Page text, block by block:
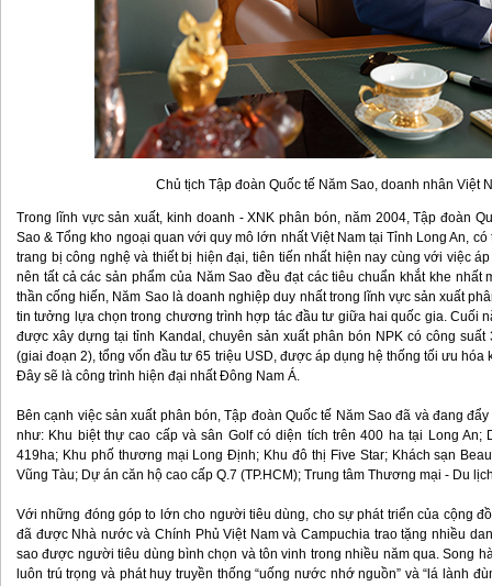
Chủ tịch Tập đoàn Quốc tế Năm Sao, doanh nhân Việt
Trong lĩnh vực sản xuất, kinh doanh - XNK phân bón, năm 2004, Tập đoàn Quốc tế Năm Sao xây dựng Nhà máy phân bón Năm
Sao & Tổng kho ngoại quan với quy mô lớn nhất Việt Nam tại Tỉnh Long An,
trang bị công nghệ và thiết bị hiện đại, tiên tiến nhất hiện nay cùng với việc
nên tất cả các sản phẩm của Năm Sao đều đạt các tiêu chuẩn khắt khe
thần cống hiến, Năm Sao là doanh nghiệp duy nhất trong lĩnh vực sản xuất
tin tưởng lựa chọn trong chương trình hợp tác đầu tư giữa hai quốc gia. Cuối
được xây dựng tại tỉnh Kandal, chuyên sản xuất phân bón NPK có công
(giai đoạn 2), tổng vốn đầu tư 65 triệu USD, được áp dụng hệ thống tối ưu hóa
Đây sẽ là công trình hiện đại nhất Đông Nam Á.
Bên cạnh việc sản xuất phân bón, Tập đoàn Quốc tế Năm Sao đã và đang đẩy mạnh đầu tư phát triển các dự án bất động sản lớn
như: Khu biệt thự cao cấp và sân Golf có diện tích trên 400 ha tại Long
419ha; Khu phố thương mại Long Định; Khu đô thị Five Star; Khách sạn
Vũng Tàu; Dự án căn hộ cao cấp Q.7 (TP.HCM); Trung tâm Thương mại - Du
Với những đóng góp to lớn cho người tiêu dùng, cho sự phát triển của cộng đồng, cho xã hội và cho đất nước, tập đoàn Năm Sao
đã được Nhà nước và Chính Phủ Việt Nam và Campuchia trao tặng nhiều
sao được người tiêu dùng bình chọn và tôn vinh trong nhiều năm qua.Song
luôn trú trọng và phát huy truyền thống “uống nước nhớ nguồn” và “lá lành